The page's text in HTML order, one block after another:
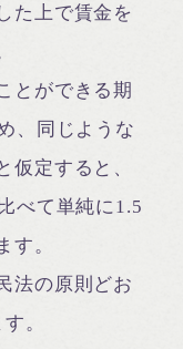
た上で賃金を
とができる期
、同じような
仮定すると、
べて単純に1.5
す。
法の原則どお
。